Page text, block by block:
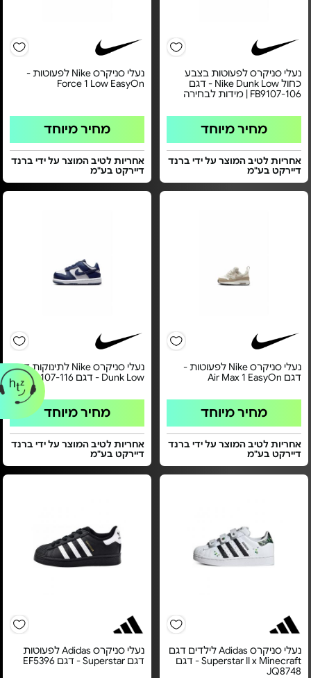
נעלי סניקרס לפעוטות בצבע
כחול Nike Dunk Low - דגם
FB9107-106 | מידות לבחירה
מחיר מיוחד
אחריות לטיב המוצר על ידי ברנד
דיירקט בע"מ
נעלי סניקרס Nike לפעוטות -
Force 1 Low EasyOn
מחיר מיוחד
אחריות לטיב המוצר על ידי ברנד
דיירקט בע"מ
נעלי סניקרס Nike לפעוטות -
דגם Air Max 1 EasyOn
מחיר מיוחד
אחריות לטיב המוצר על ידי ברנד
דיירקט בע"מ
נעלי סניקרס Nike לתינוקות דגם
Dunk Low - דגם FB9107-116
מחיר מיוחד
אחריות לטיב המוצר על ידי ברנד
דיירקט בע"מ
נעלי סניקרס Adidas לילדים דגם
Superstar II x Minecraft - דגם
JQ8748
נעלי סניקרס Adidas לפעוטות
דגם Superstar - דגם EF5396